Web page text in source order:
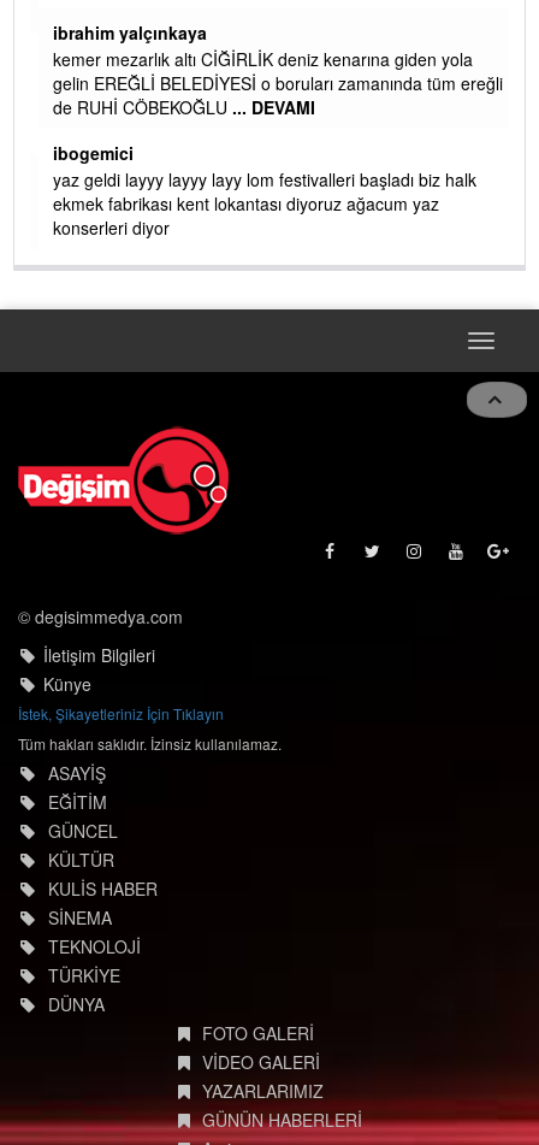
ibrahim yalçınkaya
kemer mezarlık altı CİĞİRLİK deniz kenarına giden yola
gelin EREĞLİ BELEDİYESİ o boruları zamanında tüm ereğli
de RUHİ CÖBEKOĞLU... DEVAMI
ibogemici
yaz geldi layyy layyy layy lom festivalleri başladı biz halk
ekmek fabrikası kent lokantası diyoruz ağacum yaz
konserleri diyor
Toggle
© degisimmedya.com
İletişim Bilgileri
Künye
İstek, Şikayetleriniz İçin Tıklayın
Tüm hakları saklıdır. İzinsiz kullanılamaz.
ASAYİŞ
EĞİTİM
GÜNCEL
KÜLTÜR
KULİS HABER
SİNEMA
TEKNOLOJİ
TÜRKİYE
DÜNYA
FOTO GALERİ
VİDEO GALERİ
YAZARLARIMIZ
GÜNÜN HABERLERİ